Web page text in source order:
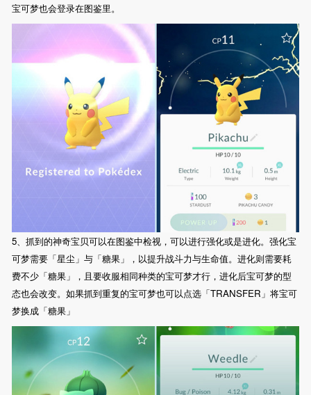
宝可梦也会登录在图鉴里。
5、抓到的神奇宝贝可以在图鉴中检视，可以进行强化或是进化。强化宝
可梦需要「星尘」与「糖果」，以提升战斗力与生命值。进化则需要耗
费不少「糖果」，且要收服相同种类的宝可梦才行，进化后宝可梦的型
态也会改变。如果抓到重复的宝可梦也可以点选「TRANSFER」将宝可
梦换成「糖果」